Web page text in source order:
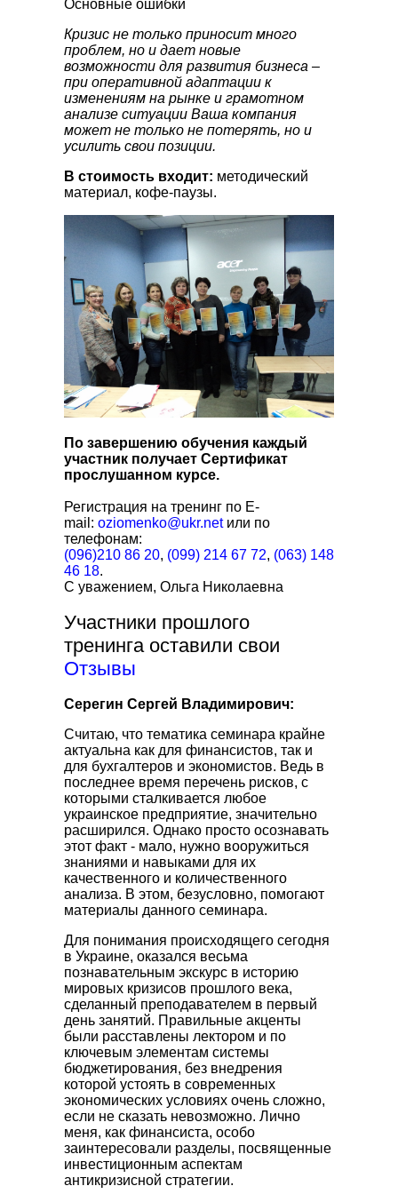
Основные ошибки
Кризис не только приносит много
проблем, но и дает новые
возможности для развития бизнеса –
при оперативной адаптации к
изменениям на рынке и грамотном
анализе ситуации Ваша компания
может не только не потерять, но и
усилить свои позиции.
В стоимость входит: методический
материал, кофе-паузы.
По завершению обучения каждый
участник получает Сертификат
прослушанном курсе.
Регистрация на тренинг по E-
mail: oziomenko@ukr.netили по
телефонам:
(096)210 86 20, (099) 214 67 72, (063) 148
46 18.
С уважением, Ольга Николаевна
Участники прошлого
тренинга оставили свои
Отзывы
Серегин Сергей Владимирович:
Считаю, что тематика семинара крайне
актуальна как для финансистов, так и
для бухгалтеров и экономистов. Ведь в
последнее время перечень рисков, с
которыми сталкивается любое
украинское предприятие, значительно
расширился. Однако просто осознавать
этот факт - мало, нужно вооружиться
знаниями и навыками для их
качественного и количественного
анализа. В этом, безусловно, помогают
материалы данного семинара.
Для понимания происходящего сегодня
в Украине, оказался весьма
познавательным экскурс в историю
мировых кризисов прошлого века,
сделанный преподавателем в первый
день занятий. Правильные акценты
были расставлены лектором и по
ключевым элементам системы
бюджетирования, без внедрения
которой устоять в современных
экономических условиях очень сложно,
если не сказать невозможно. Лично
меня, как финансиста, особо
заинтересовали разделы, посвященные
инвестиционным аспектам
антикризисной стратегии.